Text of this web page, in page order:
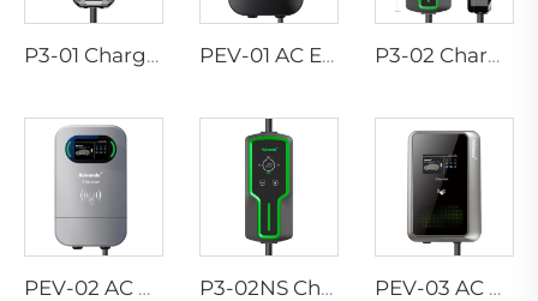
P3-01 Chargeur EV portable PEV-01 AC EV WALLBOX P3-02 Chargeur EV portable
PEV-02 AC EV WALLBOX P3-02NS Chargeur EV portable PEV-03 AC EV WALLBOX